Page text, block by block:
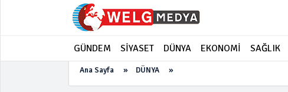
GÜNDEM SİYASET DÜNYA EKONOMİ SAĞLIK
Ana Sayfa » DÜNYA »